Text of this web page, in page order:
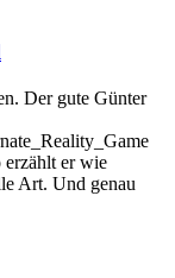
Der gute Günter
er wie
Art. Und genau